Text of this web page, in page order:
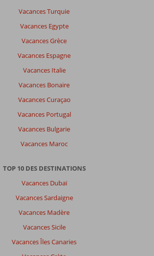
Vacances Turquie
Vacances Egypte
Vacances Grèce
Vacances Espagne
Vacances Italie
Vacances Bonaire
Vacances Curaçao
Vacances Portugal
Vacances Bulgarie
Vacances Maroc
TOP 10 DES DESTINATIONS
Vacances Dubaï
Vacances Sardaigne
Vacances Madère
Vacances Sicile
Vacances Îles Canaries